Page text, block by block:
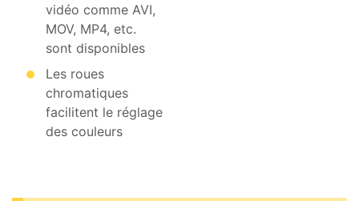
vidéo comme AVI,
MOV, MP4, etc.
sont disponibles
Les roues
chromatiques
facilitent le réglage
des couleurs